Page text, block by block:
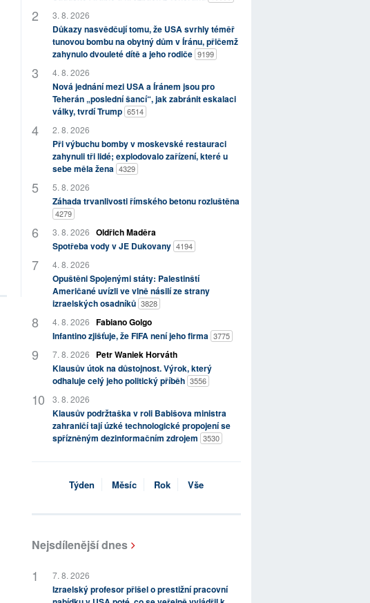
3. 8. 2026
Důkazy nasvědčují tomu, že USA svrhly téměř
tunovou bombu na obytný dům v Íránu, přičemž
zahynulo dvouleté dítě a jeho rodiče 9199
4. 8. 2026
Nová jednání mezi USA a Íránem jsou pro
Teherán „poslední šancí“, jak zabránit eskalaci
války, tvrdí Trump 6514
2. 8. 2026
Při výbuchu bomby v moskevské restauraci
zahynuli tři lidé; explodovalo zařízení, které u
sebe měla žena 4329
5. 8. 2026
Záhada trvanlivosti římského betonu rozluštěna
4279
3. 8. 2026 Oldřich Maděra
Spotřeba vody v JE Dukovany 4194
4. 8. 2026
Opuštěni Spojenými státy: Palestinští
Američané uvízli ve vlně násilí ze strany
izraelských osadníků 3828
4. 8. 2026 Fabiano Golgo
Infantino zjišťuje, že FIFA není jeho firma 3775
7. 8. 2026
Petr Waniek Horváth
Klausův útok na důstojnost. Výrok, který
odhaluje celý jeho politický příběh 3556
3. 8. 2026
Klausův podržtaška v roli Babišova ministra
zahraničí tají úzké technologické propojení se
spřízněným dezinformačním zdrojem 3530
Týden Měsíc Rok Vše
Nejsdílenější dnes
7. 8. 2026
Izraelský profesor přišel o prestižní pracovní